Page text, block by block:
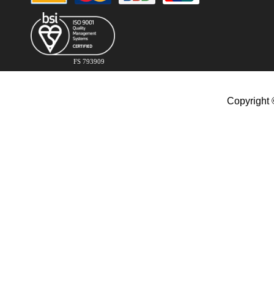
FS 793909
Copyright